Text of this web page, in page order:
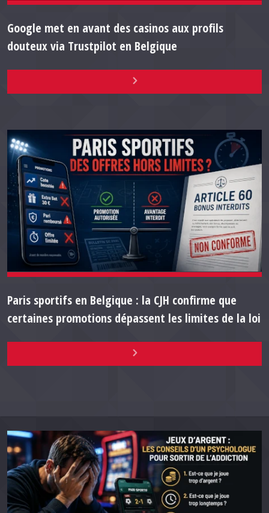
Google met en avant des casinos aux profils
douteux via Trustpilot en Belgique
Paris sportifs en Belgique : la CJH confirme que
certaines promotions dépassent les limites de la loi